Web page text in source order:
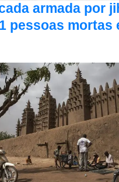
armada por
pessoas mortas